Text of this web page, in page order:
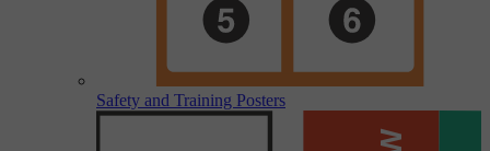
Safety and Training Posters